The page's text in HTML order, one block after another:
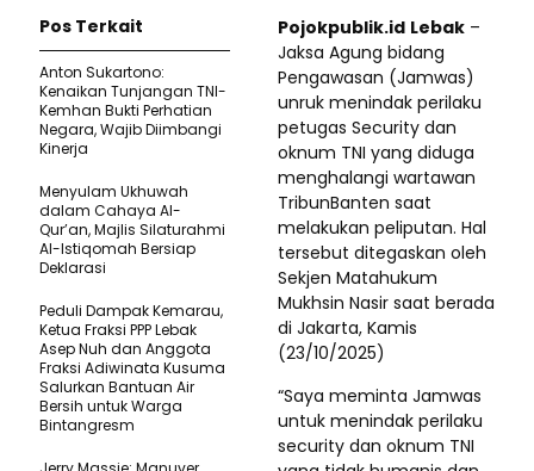
Pojokpublik.id Lebak –
Jaksa Agung bidang
Pengawasan (Jamwas)
unruk menindak perilaku
petugas Security dan
oknum TNI yang diduga
menghalangi wartawan
TribunBanten saat
melakukan peliputan. Hal
tersebut ditegaskan oleh
Sekjen Matahukum
Mukhsin Nasir saat berada
di Jakarta, Kamis
(23/10/2025)
“Saya meminta Jamwas
untuk menindak perilaku
security dan oknum TNI
Pos Terkait
Anton Sukartono:
Kenaikan Tunjangan TNI-
Kemhan Bukti Perhatian
Negara, Wajib Diimbangi
Kinerja
Menyulam Ukhuwah
dalam Cahaya Al-
Qur’an, Majlis Silaturahmi
Al-Istiqomah Bersiap
Deklarasi
Peduli Dampak Kemarau,
Ketua Fraksi PPP Lebak
Asep Nuh dan Anggota
Fraksi Adiwinata Kusuma
Salurkan Bantuan Air
Bersih untuk Warga
Bintangresm